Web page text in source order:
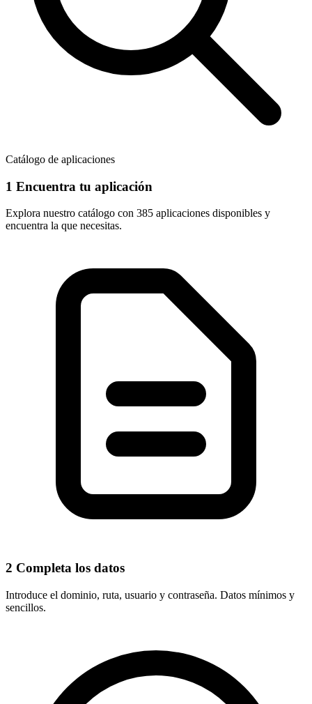
Catálogo de aplicaciones
1 Encuentra tu aplicación
Explora nuestro catálogo con 385 aplicaciones disponibles y
encuentra la que necesitas.
2 Completa los datos
Introduce el dominio, ruta, usuario y contraseña. Datos mínimos y
sencillos.